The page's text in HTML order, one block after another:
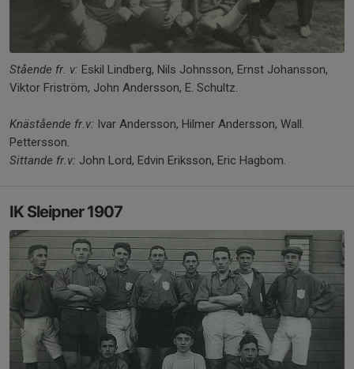
Stående fr. v: Eskil Lindberg, Nils Johnsson, Ernst Johansson,
Viktor Friström, John Andersson, E. Schultz.
Knästående fr.v: Ivar Andersson, Hilmer Andersson, Wall.
Pettersson.
Sittande fr.v: John Lord, Edvin Eriksson, Eric Hagbom.
IK Sleipner 1907